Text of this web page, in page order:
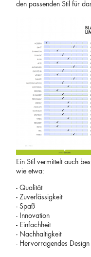
den passenden Stil für
Ein Stil vermittelt auch
wie etwa:
- Qualität
- Zuverlässigkeit
- Spaß
- Innovation
- Einfachheit
- Nachhaltigkeit
- Hervorragendes Design